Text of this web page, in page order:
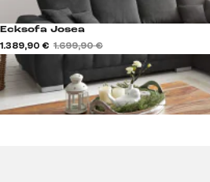
Ecksofa Josea
1.389,90 € 1.699,90 €